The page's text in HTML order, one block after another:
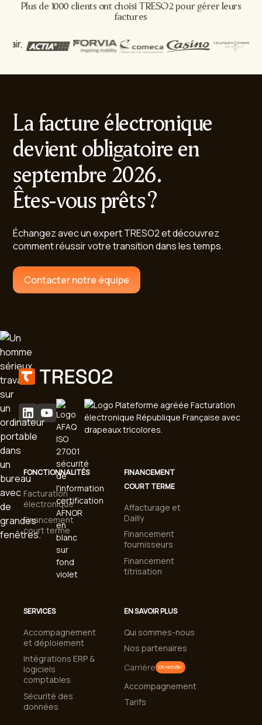
Plus de 1000 clients ont choisi TRESO2 pour gérer leurs
factures
La facture électronique
devient obligatoire en
septembre 2026.
Êtes-vous prêts ?
Échangez avec un expert TRESO2 et découvrez
comment réussir votre transition dans les temps.
Contacter notre équipe
FONCTIONNALITÉS
Facturation
électronique
Financement
court terme
SERVICES
Accompagnement
et déploiement
Intégrations ERP &
logiciels
comptables
Sécurité des
données
FINANCEMENT
COURT TERME
Affacturage et
Dailly
Financement
fournisseurs
Financement
titrisation
EN SAVOIR PLUS
Qui sommes-nous
Nos partenaires
Carrière On recrute !
Accompagnement
Tarifs